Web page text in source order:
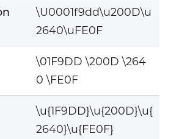
\U0001f9dd\u200D\u
2640\uFE0F
\01F9DD \200D \264
0 \FE0F
\u{1F9DD}\u{200D}\u{
2640}\u{FE0F}